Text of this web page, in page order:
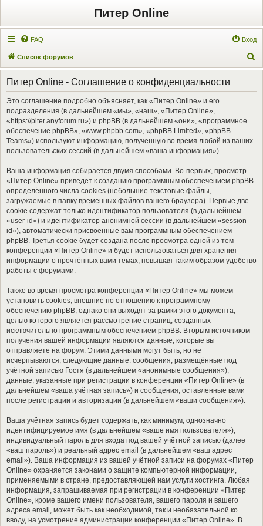
Питер Online
FAQ Вход
Список форумов
о
Питер Online - Соглашение о конфиденциальности
Это соглашение подробно объясняет, как «Питер Online» и его
подразделения (в дальнейшем «мы», «наш», «Питер Online»,
«https://piter.anyforum.ru») и phpBB (в дальнейшем «они», «программное
обеспечение phpBB», «www.phpbb.com», «phpBB Limited», «phpBB
Teams») используют информацию, полученную во время любой из ваших
пользовательских сессий (в дальнейшем «ваша информация»).
Ваша информация собирается двумя способами. Во-первых, просмотр
«Питер Online» приведёт к созданию программным обеспечением phpBB
определённого числа cookies (небольшие текстовые файлы,
загружаемые в папку временных файлов вашего браузера). Первые две
cookie содержат только идентификатор пользователя (в дальнейшем
«user-id») и идентификатор анонимной сессии (в дальнейшем «session-
id»), автоматически присвоенные вам программным обеспечением
phpBB. Третья cookie будет создана после просмотра одной из тем
конференции «Питер Online» и будет использоваться для хранения
информации о прочтённых вами темах, повышая таким образом удобство
работы с форумами.
Также во время просмотра конференции «Питер Online» мы можем
установить cookies, внешние по отношению к программному
обеспечению phpBB, однако они выходят за рамки этого документа,
целью которого является рассмотрение страниц, созданных
исключительно программным обеспечением phpBB. Вторым источником
получения вашей информации являются данные, которые вы
отправляете на форум. Этими данными могут быть, но не
исчерпываются, следующие данные: сообщения, размещённые под
учётной записью Гостя (в дальнейшем «анонимные сообщения»),
данные, указанные при регистрации в конференции «Питер Online» (в
дальнейшем «ваша учётная запись») и сообщения, оставленные вами
после регистрации и авторизации (в дальнейшем «ваши сообщения»).
Ваша учётная запись будет содержать, как минимум, однозначно
идентифицируемое имя (в дальнейшем «ваше имя пользователя»),
индивидуальный пароль для входа под вашей учётной записью (далее
«ваш пароль») и реальный адрес email (в дальнейшем «ваш адрес
email»). Ваша информация из вашей учётной записи на форумах «Питер
Online» охраняется законами о защите компьютерной информации,
применяемыми в стране, предоставляющей нам услуги хостинга. Любая
информация, запрашиваемая при регистрации в конференции «Питер
Online», кроме вашего имени пользователя, вашего пароля и вашего
адреса email, может быть как необходимой, так и необязательной ко
вводу, на усмотрение администрации конференции «Питер Online». В